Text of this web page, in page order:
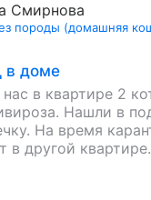
Смирнова
породы (домашняя
в доме
в квартире 2
Нашли в
На время
в другой